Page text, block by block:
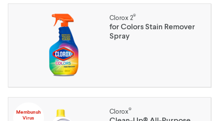
Clorox 2®
for Colors Stain Remover
Spray
Membunuh
Virus
Clorox®